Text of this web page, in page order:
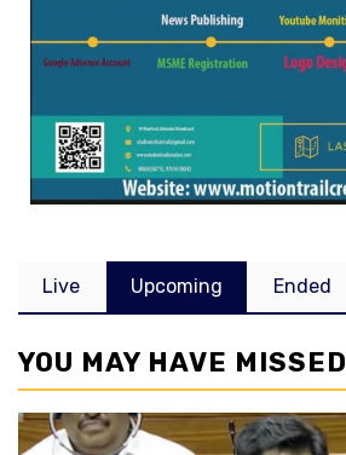
Live Upcoming Ended
YOU MAY HAVE MISSED